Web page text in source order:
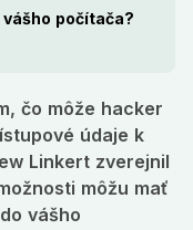
počítača?
čo môže hacker
údaje k
Linkert zverejnil
môžu mať
vášho